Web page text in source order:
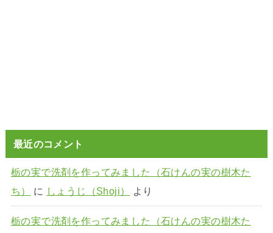
最近のコメント
栃の実で洗剤を作ってみました（石けんの実の樹木た
ち）
に しょうじ（Shoji） より
栃の実で洗剤を作ってみました（石けんの実の樹木た